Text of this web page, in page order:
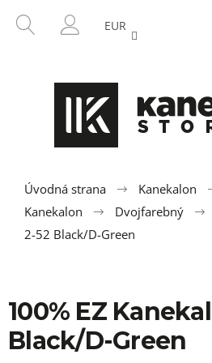
HĽADAŤ
PRIHLÁSENIE
EUR
Úvodná strana Kanekalon
Kanekalon
Dvojfarebný
2-52 Black/D-Green
100% EZ
Black/D-Green
SPÄŤ
SPÄŤ
e
b
e
t
e